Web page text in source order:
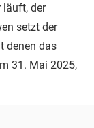
läuft, der
setzt der
denen das
31. Mai 2025,